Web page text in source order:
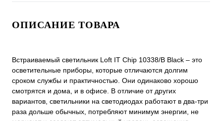
ОПИСАНИЕ ТОВАРА
Встраиваемый светильник Loft IT Chip 10338/B Black ‒ это
осветительные приборы, которые отличаются долгим
сроком службы и практичностью. Они одинаково хорошо
смотрятся и дома, и в офисе. В отличие от других
вариантов, светильники на светодиодах работают в два-три
раза дольше обычных, потребляют минимум энергии, не